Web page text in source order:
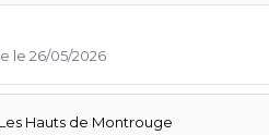
le 26/05/2026
Hauts de Montrouge